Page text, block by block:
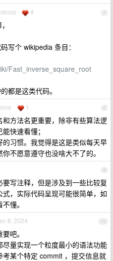
7
4
写个 wikipedia 条目：
Fast_inverse_square_root
都是这类代码。
8
1
方法名更重要，除非有些算法逻
快速看懂；
习惯。我觉得是这是类似每天早
不愿意遵守也没啥大不了的。
9
写注释，但是涉及到一些比较复
，实际代码呈现可能很简单，如
懂。
10
8, 2024
吧。
量实现一个粒度最小的语法功能
某个特定 commit ，提交信息就